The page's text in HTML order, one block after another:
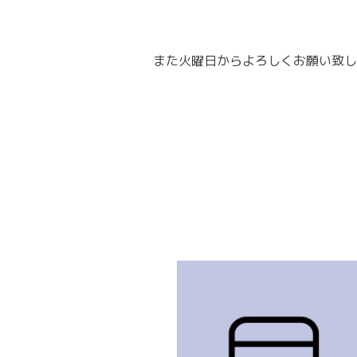
また火曜日からよろしくお願い致